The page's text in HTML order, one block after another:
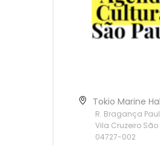
Tokio Marine
R. Bragança
Vila Cruzeiro São
04727-002